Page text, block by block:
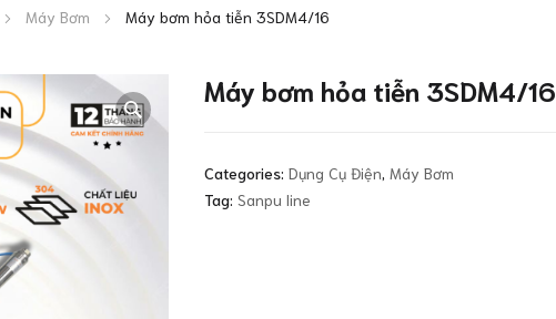
Máy Bơm Máy bơm hỏa tiễn 3SDM4/16
Máy bơm hỏa tiễn 3SDM4/16
Categories: Dụng Cụ Điện, Máy Bơm
Tag: Sanpu line